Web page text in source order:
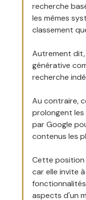
recherche
les mêmes
classement
Autrement dit,
générative
recherche
Au contraire,
prolongent les
par Google
contenus les
Cette
car elle invite
aspects d'un